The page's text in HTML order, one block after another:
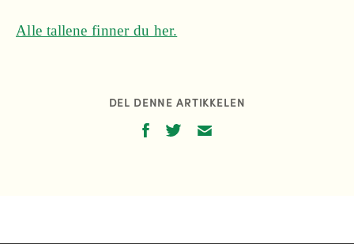
Alle tallene finner du her.
DEL DENNE ARTIKKELEN